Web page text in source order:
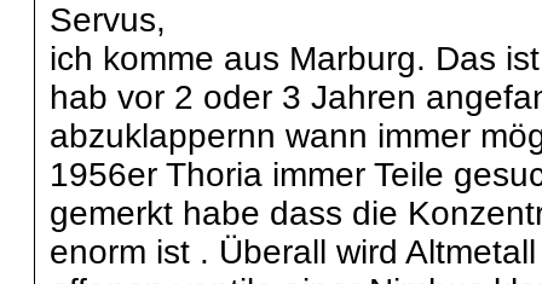
Servus,
ich komme aus Marburg. Das
hab vor 2 oder 3 Jahren
abzuklappernn wann immer
1956er Thoria immer Teile
gemerkt habe dass die
enorm ist . Überall wird